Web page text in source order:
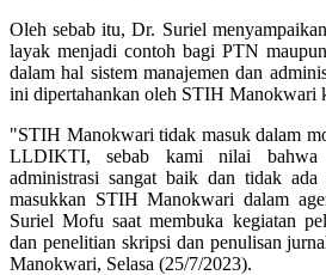
Oleh sebab itu, Dr. Suriel
layak menjadi contoh bagi PTN
dalam hal sistem manajemen dan
ini dipertahankan oleh STIH Manokwari
"STIH Manokwari tidak masuk dalam
LLDIKTI, sebab kami nilai bahwa
administrasi sangat baik dan tidak
masukkan STIH Manokwari dalam
Suriel Mofu saat membuka kegiatan
dan penelitian skripsi dan penulisan
Manokwari, Selasa (25/7/2023).